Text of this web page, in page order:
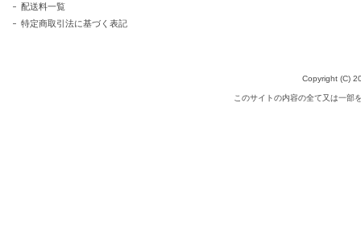
配送料一覧
特定商取引法に基づく表記
Copyright (C)
このサイトの内容の全て又は一部